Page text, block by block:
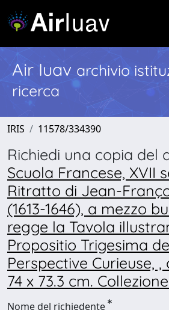
Air Iuav archivio
ricerca
IRIS 11578/334390
Richiedi una copia del
Scuola Francese, XVII
Ritratto di Jean-
(1613-1646), a mezzo
regge la Tavola
Propositio Trigesima
Perspective Curieuse, ,
74 x 73.3 cm.
Nome del richiedente